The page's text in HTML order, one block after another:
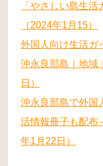
「やさしい島生
（2024年1月15）
外国人向け生活
沖永良部島｜地域
日）
沖永良部島で外
活情報冊子も配布
年1月22日）